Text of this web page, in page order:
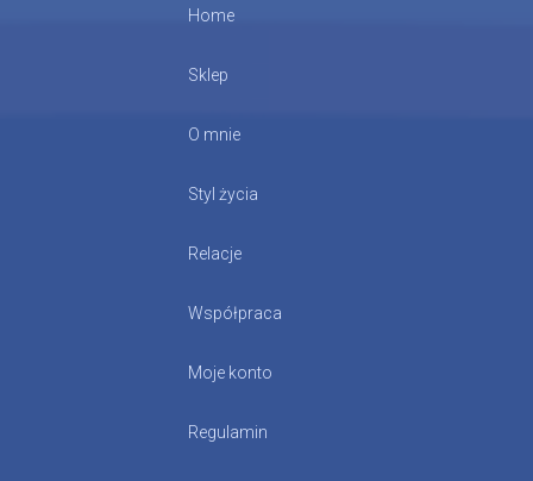
Home
Sklep
O mnie
Styl życia
Relacje
Współpraca
Moje konto
Regulamin